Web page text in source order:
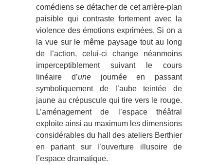
comédiens se détacher de cet arrière-plan
paisible qui contraste fortement avec la
violence des émotions exprimées. Si on a
la vue sur le même paysage tout au long
de l’action, celui-ci change néanmoins
imperceptiblement suivant le cours
linéaire d’unejournée en passant
symboliquement de l’aube teintée de
jaune au crépuscule qui tire vers le rouge.
L’aménagement de l’espace théâtral
exploite ainsi au maximum les dimensions
considérables du hall des ateliers Berthier
en pariant sur l’ouverture illusoire de
l’espace dramatique.